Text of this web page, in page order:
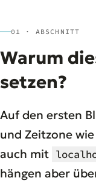
01 · ABSCHNITT
Warum
setzen?
Auf den ersten
und Zeitzone
auch mit
hängen aber